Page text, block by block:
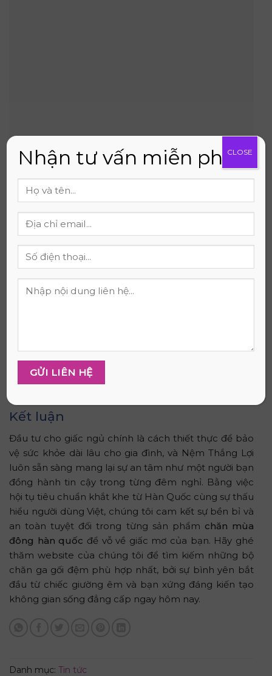
Hãy để chúng tôi giúp bạn kiến tạo không gian ngủ
hoàn hảo. Sự hài lòng của bạn là động lực của chúng
tôi hoặc có thể đến trực tiếp để cảm nhận độ mềm
mại của sản phẩm.
Nếu bạn cần hỗ trợ từ xa hoặc muốn tư vấn về kích
thước và chất liệu, hãy liên hệ với chúng tôi qua số
Kết luận
Đầu tư cho giấc ngủ chính là cách thiết thực để bảo
vệ sức khỏe dài lâu cho gia đình, và Nệm Thắng Lợi
luôn sẵn sàng mang lại sự an tâm như một người bạn
đồng hành tin cậy trong từng đêm nghỉ. Bằng việc
hội tụ tiêu chuẩn khắt khe từ Hàn Quốc cùng sự thấu
hiểu người dùng Việt, chúng tôi cam kết sự bền bỉ và
an toàn tuyệt đối trong từng sản phẩm chăn mùa
đông hàn quốc để vỗ về giấc mơ của bạn. Hãy ghé
thăm website của chúng tôi để tìm kiếm những bộ
chăn ga gối đệm phù hợp nhất, bởi sự bình yên bắt
đầu từ chiếc giường êm và bạn xứng đáng kiến tạo
không gian sống đẳng cấp ngay hôm nay.
Danh mục: Tin tức
Nhận tư vấn miễn phíCLOSE